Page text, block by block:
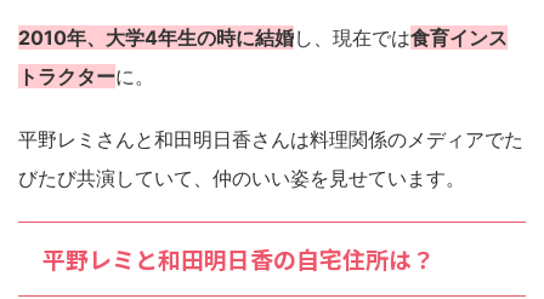
2010年、大学4年生の時に結婚し、現在では食育インス
トラクターに。
平野レミさんと和田明日香さんは料理関係のメディアでた
びたび共演していて、仲のいい姿を見せています。
平野レミと和田明日香の自宅住所は？